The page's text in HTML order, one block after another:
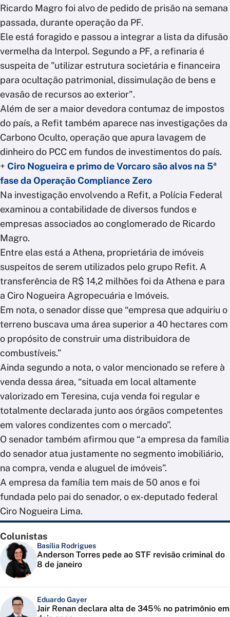
Ricardo Magro foi alvo de pedido de prisão na semana
passada, durante operação da PF.
Ele está foragido e passou a integrar a lista da difusão
vermelha da Interpol. Segundo a PF, a refinaria é
suspeita de "utilizar estrutura societária e financeira
para ocultação patrimonial, dissimulação de bens e
evasão de recursos ao exterior".
Além de ser a maior devedora contumaz de impostos
do país, a Refit também aparece nas investigações da
Carbono Oculto, operação que apura lavagem de
dinheiro do PCC em fundos de investimentos do país.
+ Ciro Nogueira e primo de Vorcaro são alvos na 5ª
fase da Operação Compliance Zero
Na investigação envolvendo a Refit, a Polícia Federal
examinou a contabilidade de diversos fundos e
empresas associados ao conglomerado de Ricardo
Magro.
Entre elas está a Athena, proprietária de imóveis
suspeitos de serem utilizados pelo grupo Refit. A
transferência de R$ 14,2 milhões foi da Athena e para
a Ciro Nogueira Agropecuária e Imóveis.
Em nota, o senador disse que “empresa que adquiriu o
terreno buscava uma área superior a 40 hectares com
o propósito de construir uma distribuidora de
combustíveis.”
Ainda segundo a nota, o valor mencionado se refere à
venda dessa área, “situada em local altamente
valorizado em Teresina, cuja venda foi regular e
totalmente declarada junto aos órgãos competentes
em valores condizentes com o mercado”.
O senador também afirmou que “a empresa da família
do senador atua justamente no segmento imobiliário,
na compra, venda e aluguel de imóveis”.
A empresa da família tem mais de 50 anos e foi
fundada pelo pai do senador, o ex-deputado federal
Ciro Nogueira Lima.
Colunistas
Basília Rodrigues
Anderson Torres pede ao STF revisão criminal do
8 de janeiro
Eduardo Gayer
Jair Renan declara alta de 345% no patrimônio em